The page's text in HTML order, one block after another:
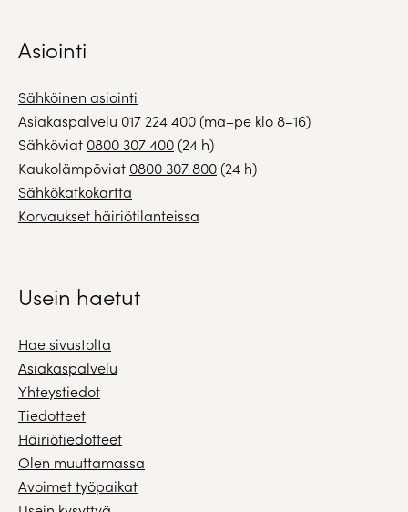
Asiointi
Sähköinen asiointi
Asiakaspalvelu 017 224 400(ma–pe klo 8–16)
Sähköviat 0800 307 400(24 h)
Kaukolämpöviat 0800 307 800(24 h)
Sähkökatkokartta
Korvaukset häiriötilanteissa
Usein haetut
Hae sivustolta
Asiakaspalvelu
Yhteystiedot
Tiedotteet
Häiriötiedotteet
Olen muuttamassa
Avoimet työpaikat